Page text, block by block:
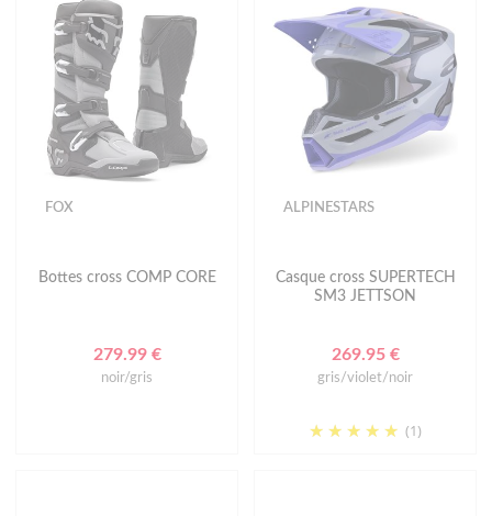
FOX
Bottes cross COMP CORE
279.99 €
noir/gris
ALPINESTARS
Casque cross SUPERTECH
SM3 JETTSON
269.95 €
gris/violet/noir
(1)